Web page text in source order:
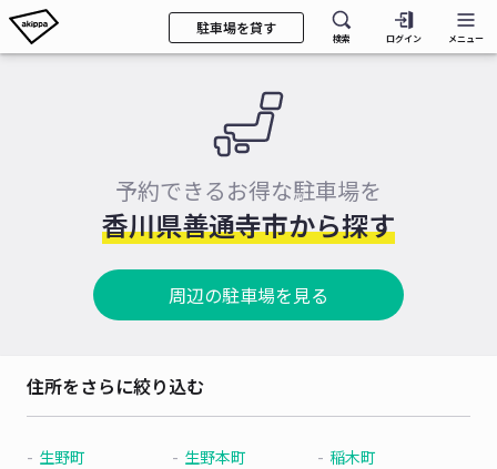
駐車場を貸す
検索 ログイン メニュー
予約できるお得な駐車場を
香川県善通寺市から探す
周辺の駐車場を見る
住所をさらに絞り込む
生野町 生野本町 稲木町